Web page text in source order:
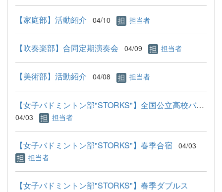
【家庭部】活動紹介 04/10 担当者
【吹奏楽部】合同定期演奏会 04/09 担当者
【美術部】活動紹介 04/08 担当者
【女子バドミントン部"STORKS"】全国公立高校バドミントン大会８位
04/03 担当者
【女子バドミントン部"STORKS"】春季合宿
04/03
担当者
【女子バドミントン部"STORKS"】春季ダブルス